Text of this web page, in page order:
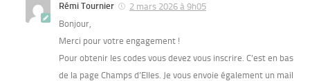
Rémi Tournier
2 mars 2026 à 9h05
Bonjour,
Merci pour votre engagement !
Pour obtenir les codes vous devez vous inscrire. C’est en bas
de la page Champs d’Elles. Je vous envoie également un mail